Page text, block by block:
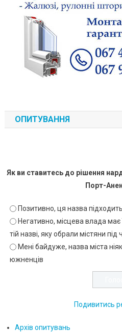
ОПИТУВАННЯ
Як ви ставитесь до рішення
Порт-
Позитивно, ця назва
Негативно, місцева влада має
тій назві, яку обрали містяни
Мені байдуже, назва міста
южненців
Подивитись
Архів опитувань